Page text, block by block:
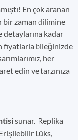
En çok aranan
bir zaman dilimine
detaylarına kadar
fiyatlarla bileğinizde
her
edin ve tarzınıza
sunar. Replika
Lüks,